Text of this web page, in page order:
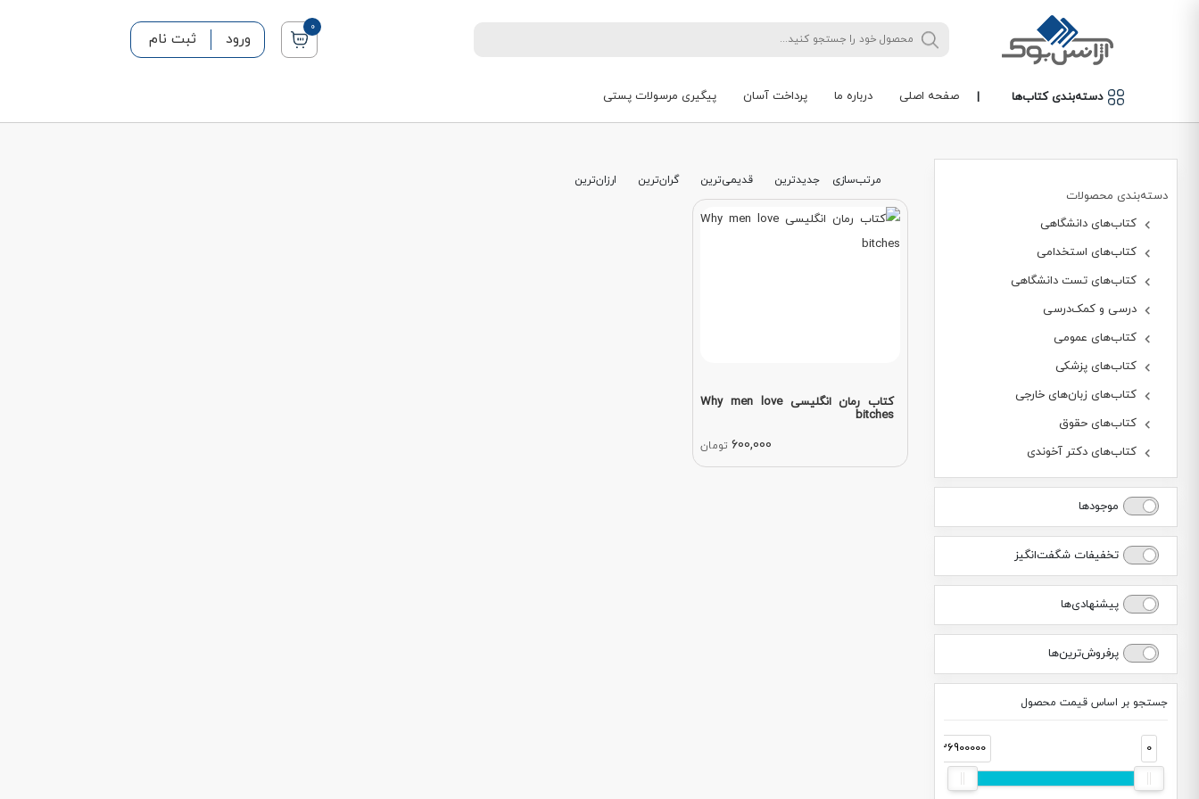
0
ورود ثبت نام
دسته‌بندی کتاب‌ها | صفحه اصلی درباره ما پرداخت آسان پیگیری مرسولات پستی
دسته‌بندی محصولات
کتاب‌های دانشگاهی
کتاب‌های استخدامی
کتاب‌های تست دانشگاهی
درسی و کمک‌درسی
کتاب‌های عمومی
کتاب‌های پزشکی
کتاب‌های زبان‌های خارجی
کتاب‌های حقوق
کتاب‌های دکتر آخوندی
موجودها
تخفیفات شگفت‌انگیز
پیشنهادی‌ها
پرفروش‌ترین‌ها
جستجو بر اساس قیمت محصول
0
36900000
مرتب‌سازی جدیدترین قدیمی‌ترین گران‌ترین ارزان‌ترین
کتاب رمان انگلیسی Why men love
bitches
600,000 تومان